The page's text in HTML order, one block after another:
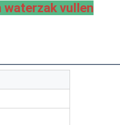
waterzak vullen